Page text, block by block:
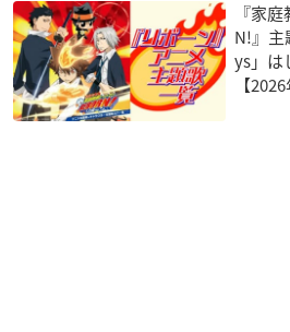
『家
N!』主
ys」は
【